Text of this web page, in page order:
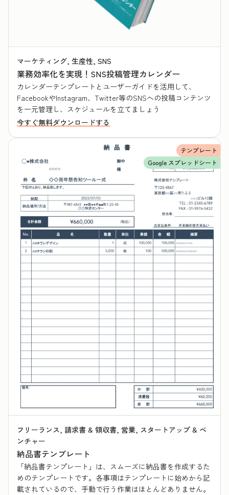
マーケティング, 生産性, SNS
業務効率化を実現！SNS投稿管理カレンダー
カレンダーテンプレートとユーザーガイドを活用して、
FacebookやInstagram、Twitter等のSNSへの投稿コンテンツ
を一元管理し、スケジュールを立てましょう
今すぐ無料ダウンロードする
テンプレート
Google スプレッドシート
フリーランス, 請求書 & 領収書, 営業, スタートアップ & ベ
ンチャー
納品書テンプレート
「納品書テンプレート」は、スムーズに納品書を作成するた
めのテンプレートです。各事項はテンプレートに始めから記
載されているので、手動で行う作業はほとんどありません。